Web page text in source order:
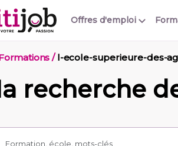
Offres d'emploi
/ l-ecole-superieure-des-
recherche